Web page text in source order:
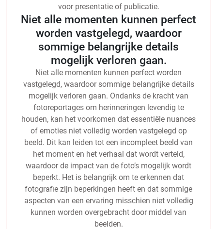
voor presentatie of publicatie.
Niet alle momenten kunnen perfect
worden vastgelegd, waardoor
sommige belangrijke details
mogelijk verloren gaan.
Niet alle momenten kunnen perfect worden
vastgelegd, waardoor sommige belangrijke details
mogelijk verloren gaan. Ondanks de kracht van
fotoreportages om herinneringen levendig te
houden, kan het voorkomen dat essentiële nuances
of emoties niet volledig worden vastgelegd op
beeld. Dit kan leiden tot een incompleet beeld van
het moment en het verhaal dat wordt verteld,
waardoor de impact van de foto’s mogelijk wordt
beperkt. Het is belangrijk om te erkennen dat
fotografie zijn beperkingen heeft en dat sommige
aspecten van een ervaring misschien niet volledig
kunnen worden overgebracht door middel van
beelden.